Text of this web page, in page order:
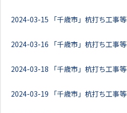
2024-03-15 「千歳市」杭打ち工事等
2024-03-16 「千歳市」杭打ち工事等
2024-03-18 「千歳市」杭打ち工事等
2024-03-19 「千歳市」杭打ち工事等